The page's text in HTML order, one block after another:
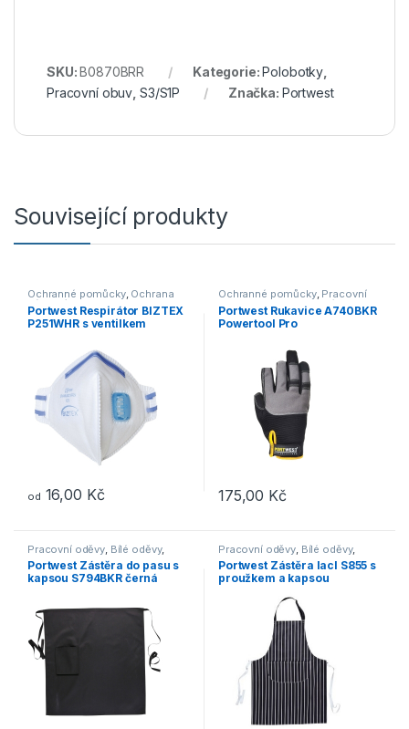
SKU:B0870BRR Kategorie:Polobotky
Pracovní obuv S3/S1P Značka: Portwest
Související produkty
Ochranné pomůcky, Ochrana
dýchacích cest
Portwest Respirátor BIZTEX
P251WHR s ventilkem
od 16,00 Kč
Tento produkt má více variant. Možnosti lze vybrat na stránce
Ochranné pomůcky, Pracovní
rukavice ,Kombinované
Portwest Rukavice A740BKR
Powertool Pro
175,00 Kč
Tento produkt má více
Pracovní oděvy Bílé oděvy,
Gastronomie
Portwest Zástěra do pasu s
kapsou S794BKR černá
Pracovní oděvy Bílé oděvy,
Gastronomie
Portwest Zástěra lacl S855 s
proužkem a kapsou